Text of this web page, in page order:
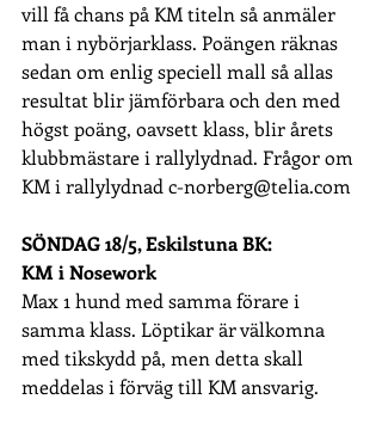
vill få chans på KM titeln så anmäler
man i nybörjarklass. Poängen räknas
sedan om enlig speciell mall så allas
resultat blir jämförbara och den med
högst poäng, oavsett klass, blir årets
klubbmästare i rallylydnad. Frågor om
KM i rallylydnad c-norberg@telia.com
SÖNDAG 18/5, Eskilstuna BK:
KM i Nosework
Max 1 hund med samma förare i
samma klass. Löptikar är välkomna
med tikskydd på, men detta skall
meddelas i förväg till KM ansvarig.